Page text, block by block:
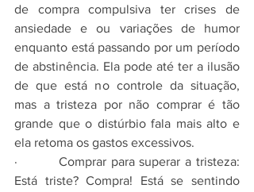
de compra compulsiva ter crises de
ansiedade e ou variações de humor
enquanto está passando por um período
de abstinência. Ela pode até ter a ilusão
de que está no controle da situação,
mas a tristeza por não comprar é tão
grande que o distúrbio fala mais alto e
ela retoma os gastos excessivos.
·         Comprar para superar a tristeza:
Está triste? Compra! Está se sentindo